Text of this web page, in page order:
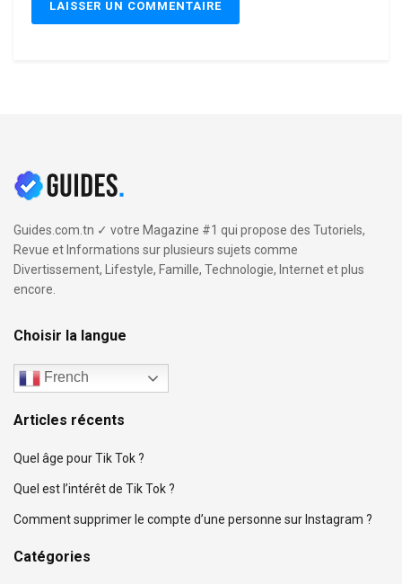
Guides.com.tn ✓ votre Magazine #1 qui propose des Tutoriels,
Revue et Informations sur plusieurs sujets comme
Divertissement, Lifestyle, Famille, Technologie, Internet et plus
encore.
Choisir la langue
French
Articles récents
Quel âge pour Tik Tok ?
Quel est l’intérêt de Tik Tok ?
Comment supprimer le compte d’une personne sur Instagram ?
Catégories